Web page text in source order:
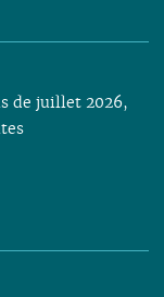
de juillet 2026,